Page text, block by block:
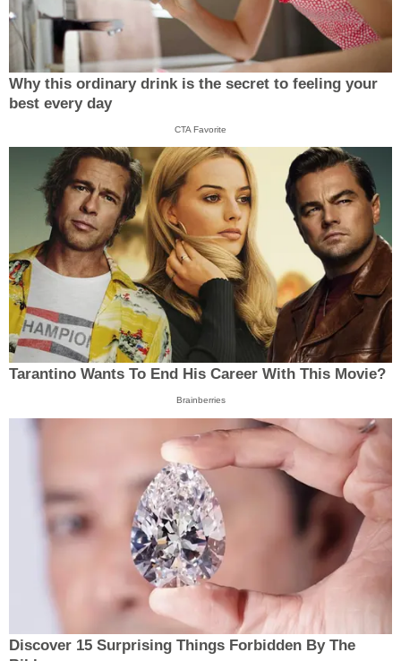
Why this ordinary drink is the secret to feeling your
best every day
CTA Favorite
Tarantino Wants To End His Career With This Movie?
Brainberries
Discover 15 Surprising Things Forbidden By The